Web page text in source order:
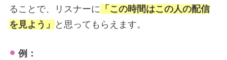
ることで、リスナーに 「この時間はこの人の配信
を見よう」
と思ってもらえます。
例：